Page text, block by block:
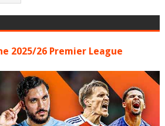
2025/26 Premier League